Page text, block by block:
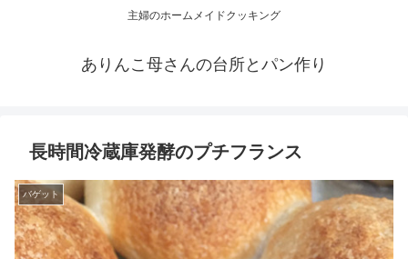
主婦のホームメイドクッキング
ありんこ母さんの台所とパン作り
長時間冷蔵庫発酵のプチフランス
バゲット